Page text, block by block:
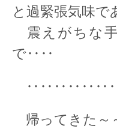
と過緊張気味
震えがちな
で‥‥
帰ってきた～